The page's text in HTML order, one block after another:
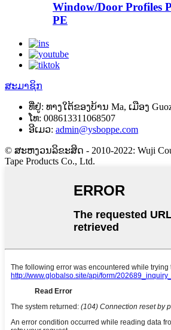
Window/Door Profiles
PE
ສະມາຊິກ
ທີ່ຢູ່: ທາງ​ໃຕ້​ຂອງ​ບ້ານ Ma, ເມືອງ
ໂທ: 008613311068507
ອີເມວ: admin@ysboppe.com
© ສະຫງວນລິຂະສິດ - 2010-2022: Wuji
Tape Products Co., Ltd.